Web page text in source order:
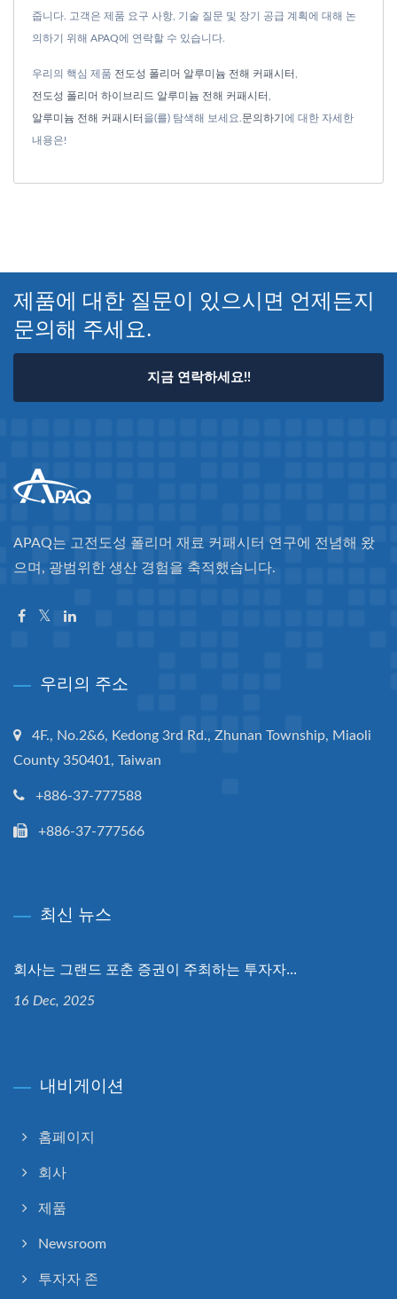
줍니다. 고객은 제품 요구 사항, 기술 질문 및 장기 공급 계획에 대해 논
의하기 위해 APAQ에 연락할 수 있습니다.
우리의 핵심 제품 전도성 폴리머 알루미늄 전해 커패시터
전도성 폴리머 하이브리드 알루미늄 전해 커패시터
알루미늄 전해 커패시터 을(를) 탐색해 보세요. 문의하기 에 대한 자세한
내용은!
제품에 대한 질문이 있으시면 언제든지
문의해 주세요.
지금 연락하세요!!
APAQ는 고전도성 폴리머 재료 커패시터 연구에 전념해 왔
으며, 광범위한 생산 경험을 축적했습니다.
우리의 주소
4F., No.2&6, Kedong 3rd Rd., Zhunan Township, Miaoli
County 350401, Taiwan
+886-37-777588
+886-37-777566
최신 뉴스
회사는 그랜드 포춘 증권이 주최하는 투자자...
16 Dec, 2025
내비게이션
홈페이지
회사
제품
Newsroom
투자자 존